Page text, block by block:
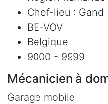
Chef-lieu : Gand
BE-VOV
Belgique
9000 - 9999
Mécanicien à
Garage mobile